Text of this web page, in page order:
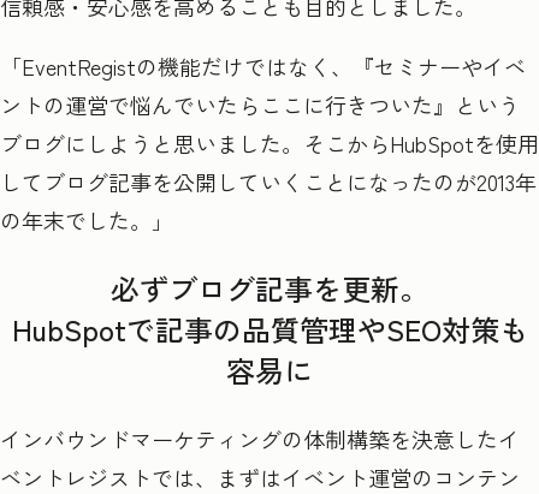
「EventRegistの機能だけではなく、『セミナーやイベ
ントの運営で悩んでいたらここに行きついた』という
ブログにしようと思いました。そこからHubSpotを使用
してブログ記事を公開していくことになったのが2013年
の年末でした。」
必ずブログ記事を更新。
HubSpotで記事の品質管理やSEO対策も
容易に
インバウンドマーケティングの体制構築を決意したイ
ベントレジストでは、まずはイベント運営のコンテン